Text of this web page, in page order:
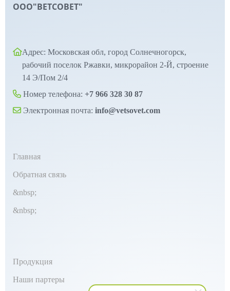
ООО"ВЕТСОВЕТ"
Адрес: Московская обл, город Солнечногорск,
рабочий поселок Ржавки, микрорайон 2-Й, строение
14 Э/Пом 2/4
Номер телефона: +7 966 328 30 87
Электронная почта: info@vetsovet.com
Главная
Обратная связь
&nbsp;
&nbsp;
Продукция
Наши партеры